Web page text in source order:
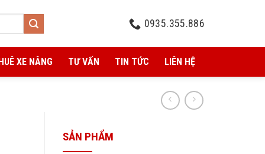
0935.355.886
XE NÂNG TƯ VẤN TIN TỨC LIÊN HỆ
SẢN PHẨM